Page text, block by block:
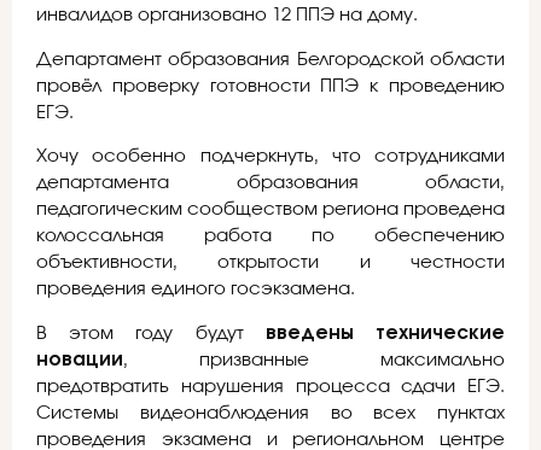
инвалидов организовано 12 ППЭ на дому.
Департамент образования Белгородской области
провёл проверку готовности ППЭ к проведению
ЕГЭ.
Хочу особенно подчеркнуть, что сотрудниками
департамента образования области,
педагогическим сообществом региона проведена
колоссальная работа по обеспечению
объективности, открытости и честности
проведения единого госэкзамена.
В этом году будут введены технические
новации, призванные максимально
предотвратить нарушения процесса сдачи ЕГЭ.
Системы видеонаблюдения во всех пунктах
проведения экзамена и региональном центре